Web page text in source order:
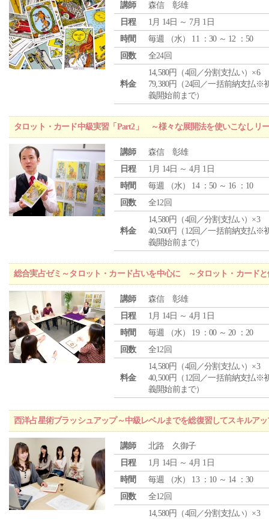
講師
森信 彰雄
日程
1月 14日 ～ 7月 1日
時間
毎週 （水） 11 ：30 ～ 12 ：50
回数
全24回
料金
14,580円（4回／分割支払い）×6
79,380円（24回／一括前納支払※
義開始前まで）
タロット・カード中級実習「Part2」 ～様々な展開法を使いこなしリ
講師
森信 彰雄
日程
1月 14日 ～ 4月 1日
時間
毎週 （水） 14 ：50 ～ 16 ：10
回数
全12回
料金
14,580円（4回／分割支払い）×3
40,500円（12回／一括前納支払※
義開始前まで）
総合実占ゼミ～タロット・カード占いを中心に ～タロット・カード
講師
森信 彰雄
日程
1月 14日 ～ 4月 1日
時間
毎週 （水） 19 ：00 ～ 20 ：20
回数
全12回
料金
14,580円（4回／分割支払い）×3
40,500円（12回／一括前納支払※
義開始前まで）
西洋占星術ブラッシュアップ～中級レベルまでを総復習してスキルア
講師
北路 久御子
日程
1月 14日 ～ 4月 1日
時間
毎週 （水） 13 ：10 ～ 14 ：30
回数
全12回
14,580円（4回／分割支払い）×3